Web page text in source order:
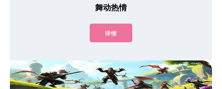
舞动热情
详情